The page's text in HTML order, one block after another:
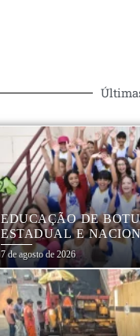
EDUCAÇÃO DE
ESTADUAL E
7 de agosto de 2026